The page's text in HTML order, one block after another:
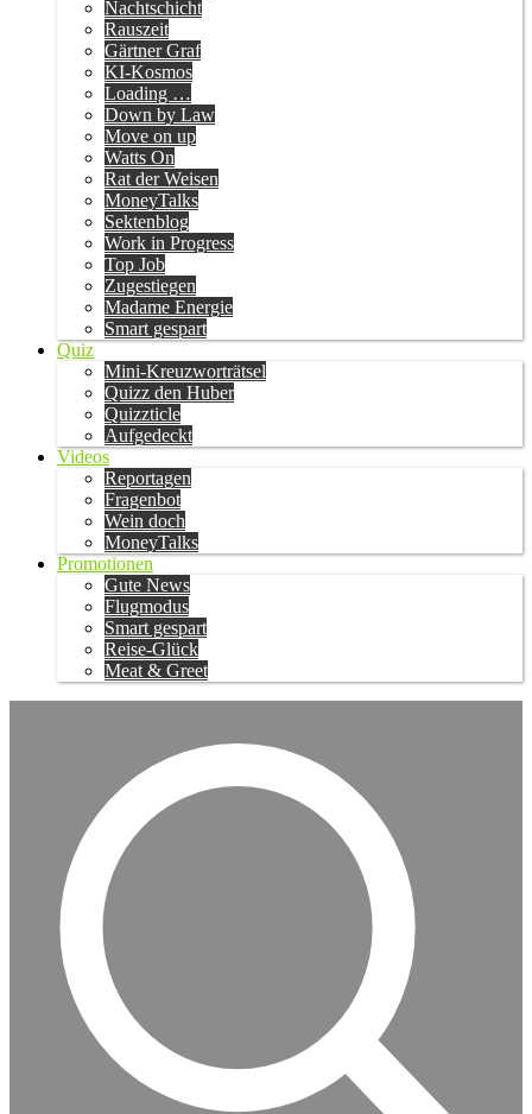
Nachtschicht
Rauszeit
Gärtner Graf
KI-Kosmos
Loading …
Down by Law
Move on up
Watts On
Rat der Weisen
MoneyTalks
Sektenblog
Work in Progress
Top Job
Zugestiegen
Madame Energie
Smart gespart
Quiz
Mini-Kreuzworträtsel
Quizz den Huber
Quizzticle
Aufgedeckt
Videos
Reportagen
Fragenbot
Wein doch
MoneyTalks
Promotionen
Gute News
Flugmodus
Smart gespart
Reise-Glück
Meat & Greet